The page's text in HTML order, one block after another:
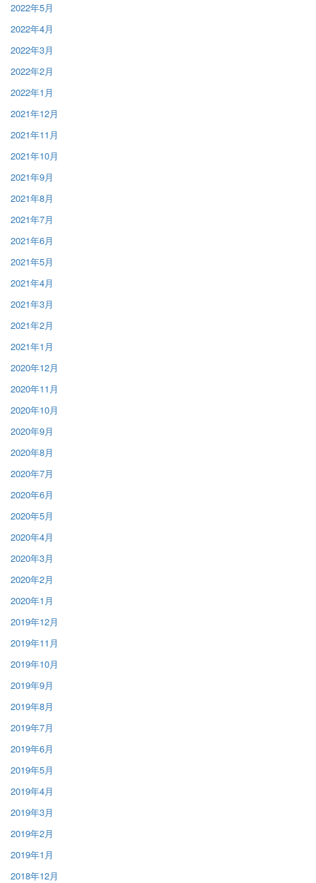
2022年5月
2022年4月
2022年3月
2022年2月
2022年1月
2021年12月
2021年11月
2021年10月
2021年9月
2021年8月
2021年7月
2021年6月
2021年5月
2021年4月
2021年3月
2021年2月
2021年1月
2020年12月
2020年11月
2020年10月
2020年9月
2020年8月
2020年7月
2020年6月
2020年5月
2020年4月
2020年3月
2020年2月
2020年1月
2019年12月
2019年11月
2019年10月
2019年9月
2019年8月
2019年7月
2019年6月
2019年5月
2019年4月
2019年3月
2019年2月
2019年1月
2018年12月